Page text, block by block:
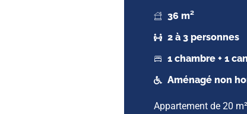
36 m²
2 à 3 personnes
1 chambre + 1
Aménagé non
Appartement de 20